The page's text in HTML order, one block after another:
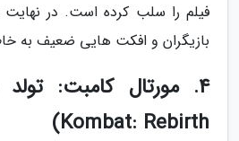
فیلم را سلب کرده است. در نهایت
بازیگران و افکت هایی ضعیف به
Kombat: Rebirth)